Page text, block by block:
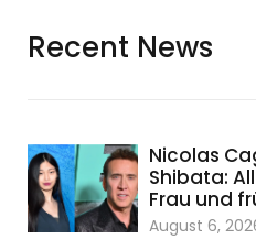
Recent News
Nicolas
Shibata:
Frau und
August 6,